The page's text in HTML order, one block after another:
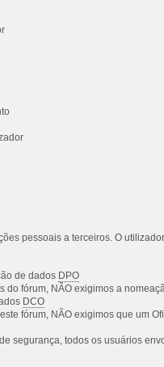
pessoais a terceiros. O
de dados DPO
do fórum, NÃO exigimos a
DCO
fórum, NÃO exigimos que um
segurança, todos os usuários